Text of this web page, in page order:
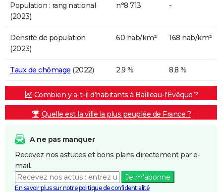
Population : rang national
(2023)
n°8 713 -
Densité de population
(2023)
60 hab/km² 168 hab/km²
Taux de chômage (2022) 2,9 % 8,8 %
Combien y a-t-il d'habitants à Bailleau-l'Évêque ?
Quelle est la ville la plus peuplée de France ?
A ne pas manquer
Recevez nos astuces et bons plans directement par e-
mail.
Je m'abonne
En savoir plus sur notre politique de confidentialité